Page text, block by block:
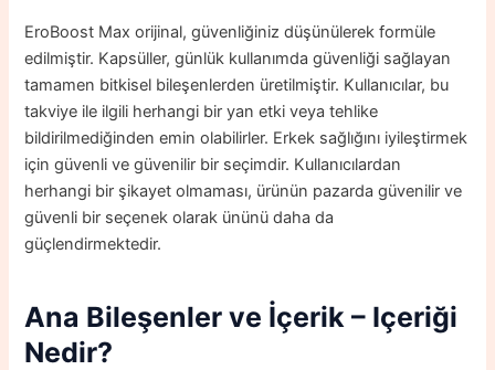
EroBoost Max orijinal, güvenliğiniz düşünülerek formüle
edilmiştir. Kapsüller, günlük kullanımda güvenliği sağlayan
tamamen bitkisel bileşenlerden üretilmiştir. Kullanıcılar, bu
takviye ile ilgili herhangi bir yan etki veya tehlike
bildirilmediğinden emin olabilirler. Erkek sağlığını iyileştirmek
için güvenli ve güvenilir bir seçimdir. Kullanıcılardan
herhangi bir şikayet olmaması, ürünün pazarda güvenilir ve
güvenli bir seçenek olarak ününü daha da
güçlendirmektedir.
Ana Bileşenler ve İçerik – Içeriği
Nedir?